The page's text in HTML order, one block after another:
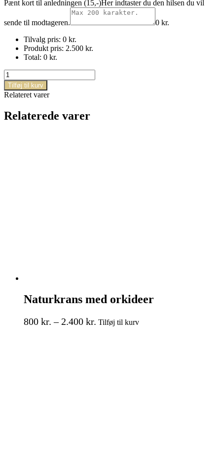
Pænt kort til anledningen (15,-)Her indtaster du den hilsen du vil
sende til modtageren. 0 kr.
Tilvalg pris: 0 kr.
Produkt pris: 2.500 kr.
Total: 0 kr.
Den
farverige
kistepynt
antal
Tilføj til kurv
Relateret varer
Relaterede varer
Naturkrans med orkideer
800 kr. – 2.400 kr. Prisinterval:
Tilføj til kurvDette